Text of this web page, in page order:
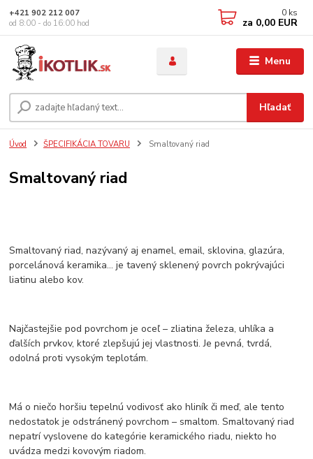
Menu
Hľadať
+421 902 212 007
od 8:00 - do 16:00 hod
0 ks
za 0,00 EUR
Úvod ŠPECIFIKÁCIA TOVARU Smaltovaný riad
Smaltovaný riad
Smaltovaný riad, nazývaný aj enamel, email, sklovina, glazúra,
porcelánová keramika… je tavený sklenený povrch pokrývajúci
liatinu alebo kov.
Najčastejšie pod povrchom je oceľ – zliatina železa, uhlíka a
ďalších prvkov, ktoré zlepšujú jej vlastnosti. Je pevná, tvrdá,
odolná proti vysokým teplotám.
Má o niečo horšiu tepelnú vodivosť ako hliník či meď, ale tento
nedostatok je odstránený povrchom – smaltom. Smaltovaný riad
nepatrí vyslovene do kategórie keramického riadu, niekto ho
uvádza medzi kovovým riadom.